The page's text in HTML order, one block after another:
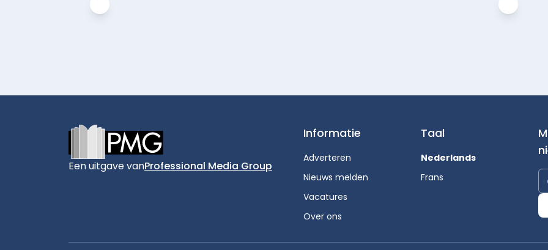
Een uitgave vanProfessional Media Group
Informatie
Adverteren
Nieuws melden
Vacatures
Over ons
Taal
Nederlands
Frans